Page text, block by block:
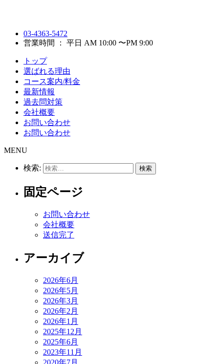
03-4363-5472
営業時間 ： 平日 AM 10:00 〜PM 9:00
トップ
選ばれる理由
コース案内/料金
最新情報
過去問対策
会社概要
お問い合わせ
お問い合わせ
MENU
検索:
固定ページ
お問い合わせ
会社概要
送信完了
アーカイブ
2026年6月
2026年5月
2026年3月
2026年2月
2026年1月
2025年12月
2025年6月
2023年11月
2020年7月